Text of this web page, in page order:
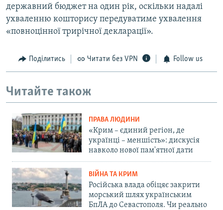
державний бюджет на один рік, оскільки надалі
ухваленню кошторису передуватиме ухвалення
«повноцінної трирічної декларації».
Поділитись Читати без VPN Follow us
Читайте також
ПРАВА ЛЮДИНИ
«Крим – єдиний регіон, де
українці – меншість»: дискусія
навколо нової пам'ятної дати
ВІЙНА ТА КРИМ
Російська влада обіцяє закрити
морський шлях українським
БпЛА до Севастополя. Чи реально